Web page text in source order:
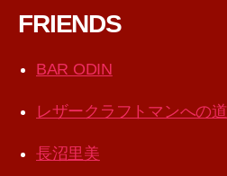
FRIENDS
BAR ODIN
レザークラフトマンへの道
長沼里美